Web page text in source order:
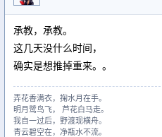
承教，承教。
这几天没什么时间，
确实是想推掉重来。。
弄花香满衣，掬水月在手。
明月鹭鸟飞， 芦花白马走。
我自一过后，野渡现横舟。
青云碧空在，净瓶水不流。